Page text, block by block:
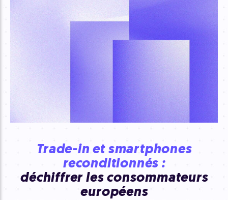
Trade-in et smartphones
reconditionnés :
déchiffrer les consommateurs
européens